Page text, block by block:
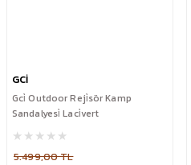
GCİ
Gci̇ Outdoor Reji̇sör Kamp
Sandalyesi̇ Laci̇vert
5.499,00 TL